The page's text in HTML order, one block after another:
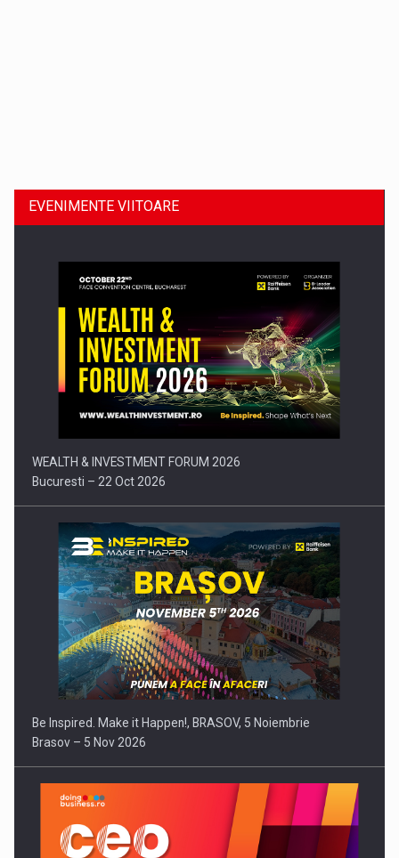
Comunicat de presa: Joburile part-time reincep sa intre pe…
EVENIMENTE VIITOARE
WEALTH & INVESTMENT FORUM 2026
Bucuresti – 22 Oct 2026
Be Inspired. Make it Happen!, BRASOV, 5 Noiembrie
Brasov – 5 Nov 2026